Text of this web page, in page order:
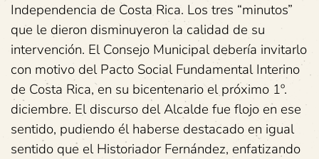
Independencia de Costa Rica. Los tres “minutos”
que le dieron disminuyeron la calidad de su
intervención. El Consejo Municipal debería invitarlo
con motivo del Pacto Social Fundamental Interino
de Costa Rica, en su bicentenario el próximo 1º.
diciembre. El discurso del Alcalde fue flojo en ese
sentido, pudiendo él haberse destacado en igual
sentido que el Historiador Fernández, enfatizando